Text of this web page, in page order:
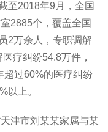
至2018年9月，全国
2885个，覆盖全国
2万余人，专职调解
疗纠纷54.8万件，
超过60%的医疗纠纷
以上。
津市刘某某家属与某